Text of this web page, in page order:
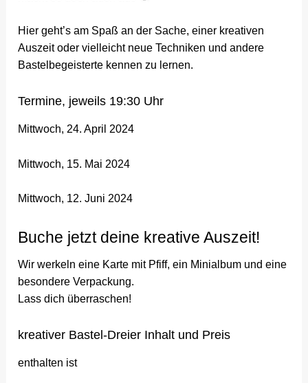
Hier geht’s am Spaß an der Sache, einer kreativen
Auszeit oder vielleicht neue Techniken und andere
Bastelbegeisterte kennen zu lernen.
Termine, jeweils 19:30 Uhr
Mittwoch, 24. April 2024
Mittwoch, 15. Mai 2024
Mittwoch, 12. Juni 2024
Buche jetzt deine kreative Auszeit!
Wir werkeln eine Karte mit Pfiff, ein Minialbum und eine
besondere Verpackung.
Lass dich überraschen!
kreativer Bastel-Dreier Inhalt und Preis
enthalten ist